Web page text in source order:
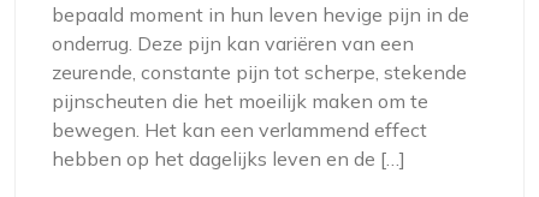
bepaald moment in hun leven hevige pijn in de
onderrug. Deze pijn kan variëren van een
zeurende, constante pijn tot scherpe, stekende
pijnscheuten die het moeilijk maken om te
bewegen. Het kan een verlammend effect
hebben op het dagelijks leven en de […]